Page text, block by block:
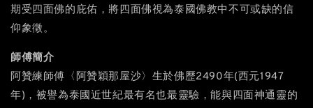
期受四面佛的庇佑，將四面佛視為泰國佛教中不可或缺的信
仰象徵。
師傅簡介
阿贊練師傅〈阿贊穎那屋沙〉生於佛歷2490年(西元1947
年)，被譽為泰國近世紀最有名也最靈驗，能與四面神通靈的